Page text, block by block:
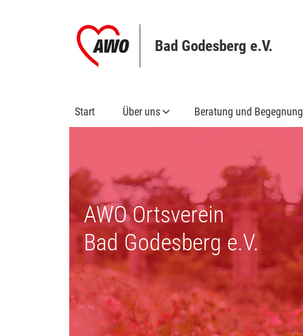
Bad Godesberg e.V.
Start Über uns Beratung und Begegnung
AWO Ortsverein
Bad Godesberg e.V.